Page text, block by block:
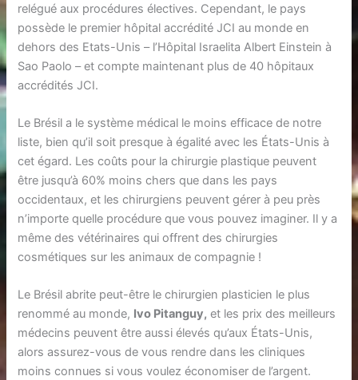
relégué aux procédures électives. Cependant, le pays
possède le premier hôpital accrédité JCI au monde en
dehors des Etats-Unis – l’Hôpital Israelita Albert Einstein à
Sao Paolo – et compte maintenant plus de 40 hôpitaux
accrédités JCI.
Le Brésil a le système médical le moins efficace de notre
liste, bien qu’il soit presque à égalité avec les États-Unis à
cet égard. Les coûts pour la chirurgie plastique peuvent
être jusqu’à 60% moins chers que dans les pays
occidentaux, et les chirurgiens peuvent gérer à peu près
n’importe quelle procédure que vous pouvez imaginer. Il y a
même des vétérinaires qui offrent des chirurgies
cosmétiques sur les animaux de compagnie !
Le Brésil abrite peut-être le chirurgien plasticien le plus
renommé au monde, Ivo Pitanguy, et les prix des meilleurs
médecins peuvent être aussi élevés qu’aux États-Unis,
alors assurez-vous de vous rendre dans les cliniques
moins connues si vous voulez économiser de l’argent.